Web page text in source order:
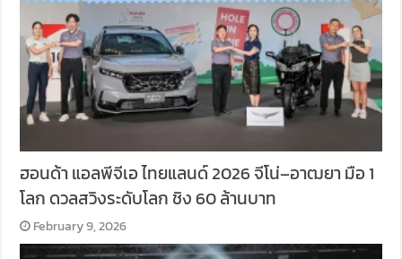
ฮอนด้า แอลพีจีเอ ไทยแลนด์ 2026 จีโน่–อาฒยา มือ 1
โลก ดวลสวิงระดับโลก ชิง 60 ล้านบาท
February 9, 2026